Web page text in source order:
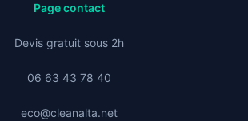
Page contact
Devis gratuit sous 2h
06 63 43 78 40
eco@cleanalta.net